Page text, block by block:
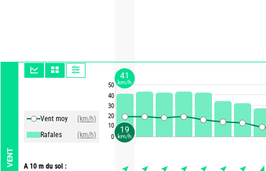
VENT
Vent moy
(km/h)
Rafales
(km/h)
A 10 m du sol :
50
40
30
20
10
0
19
km/h
41
km/h